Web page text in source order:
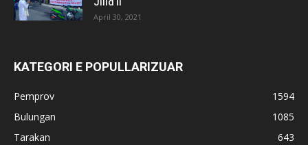
Jilid II
April 30, 2021
KATEGORI E POPULLARIZUAR
Pemprov
1594
Bulungan
1085
Tarakan
643